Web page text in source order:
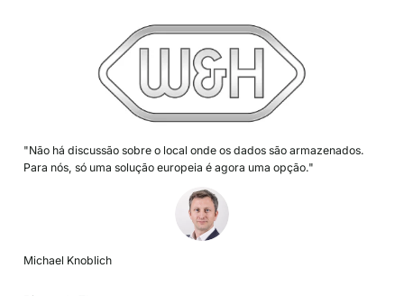
"Não há discussão sobre o local onde os dados são armazenados.
Para nós, só uma solução europeia é agora uma opção."
Michael Knoblich